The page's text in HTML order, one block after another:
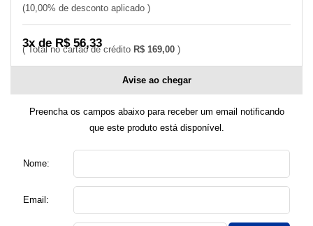
R$ 169,00
3x de R$ 56,33
10,00% de desconto aplicado
Avise ao chegar
Preencha os campos abaixo para receber um email notificando
que este produto está disponível.
Nome:
Email: